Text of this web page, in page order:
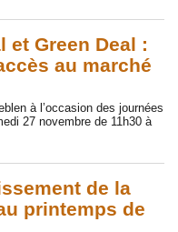
et Green Deal :
au marché
à l’occasion des journées
27 novembre de 11h30 à
de la
printemps de